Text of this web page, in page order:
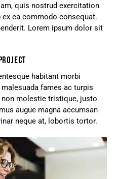
quis nostrud exercitation
ea commodo consequat.
Lorem ipsum dolor sit
habitant morbi
fames ac turpis
non molestie tristique, justo
augue magna accumsan
neque at, lobortis tortor.